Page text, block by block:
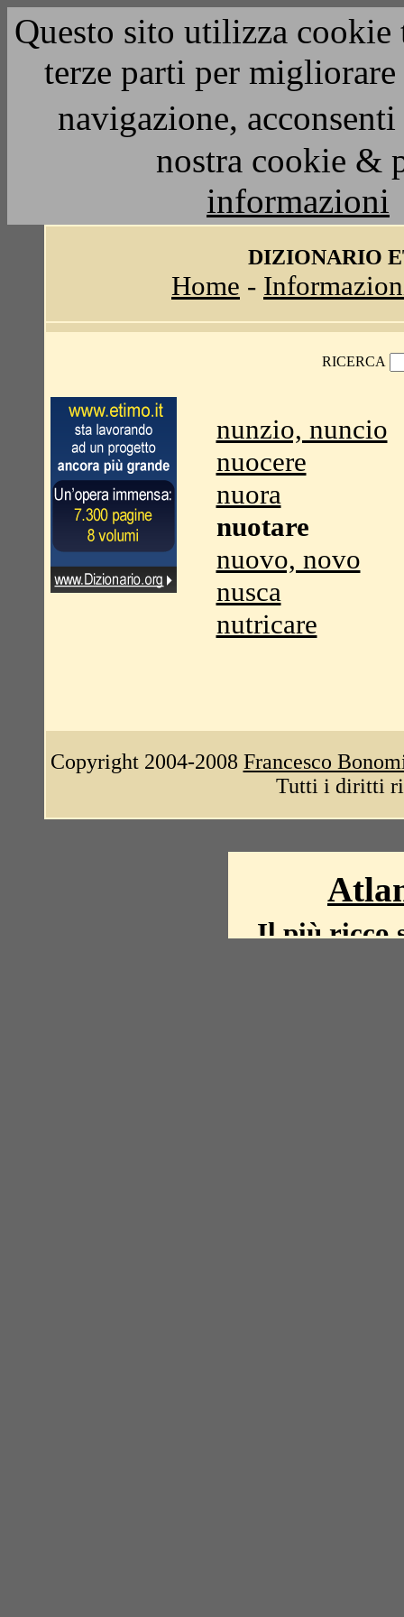
Questo sito utilizza
terze parti per
navigazione,
nostra cookie &
informazioni
DIZIONARIO
Home -
RICERCA
nunzio, nuncio
nuocere
nuora
nuotare
nuovo, novo
nusca
nutricare
Copyright 2004-2008 Francesco
Tutti i diritti
Il più ricco